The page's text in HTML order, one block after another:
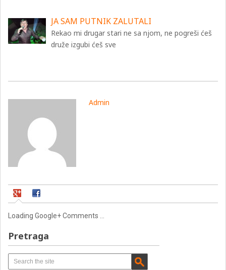
JA SAM PUTNIK ZALUTALI
Rekao mi drugar stari ne sa njom, ne pogreši ćeš
druže izgubi ćeš sve
Admin
Loading Google+ Comments ...
Pretraga